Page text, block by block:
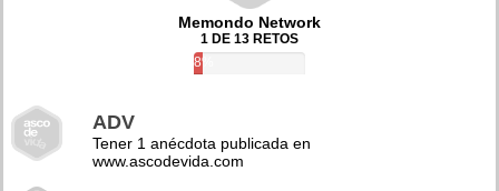
Memondo Network
1 DE 13 RETOS
8%
ADV
Tener 1 anécdota publicada en
www.ascodevida.com